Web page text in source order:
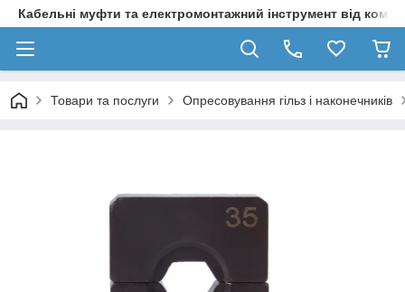
Кабельні муфти та електромонтажний інструмент від
Товари та послуги Опресовування гільз і наконечників